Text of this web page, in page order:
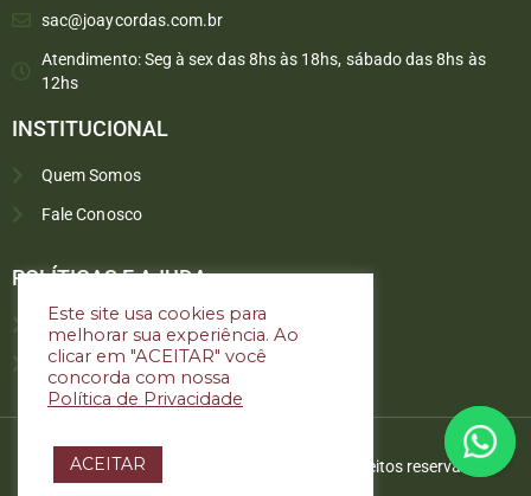
sac@joaycordas.com.br
Atendimento: Seg à sex das 8hs às 18hs, sábado das 8hs às
12hs
INSTITUCIONAL
Quem Somos
Fale Conosco
POLÍTICAS E AJUDA
Política de troca e devoluções
Política de privacidade
Copyright © 2022. Joay Cordas. Todos os direitos reservados.
Este site usa cookies para
melhorar sua experiência. Ao
clicar em "ACEITAR" você
concorda com nossa
Política de Privacidade
ACEITAR
Atendimento